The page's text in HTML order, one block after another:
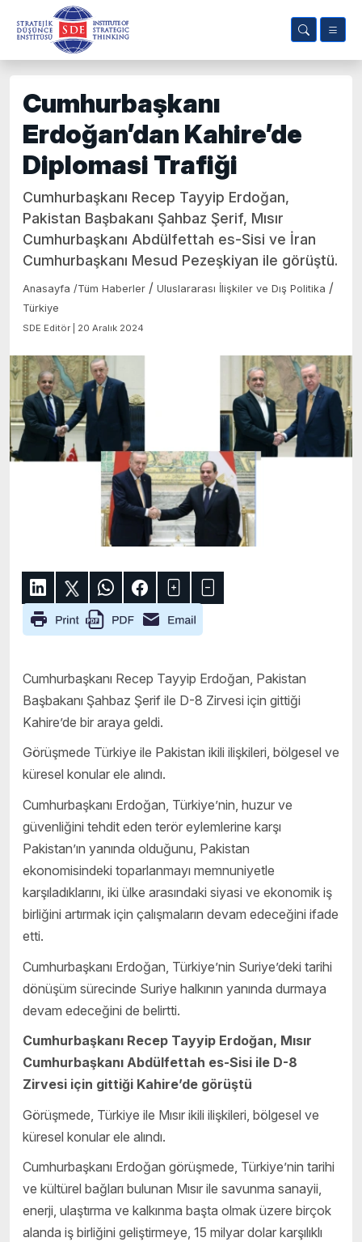
Cumhurbaşkanı
Erdoğan’dan Kahire’de
Diplomasi Trafiği
Cumhurbaşkanı Recep Tayyip Erdoğan,
Pakistan Başbakanı Şahbaz Şerif, Mısır
Cumhurbaşkanı Abdülfettah es-Sisi ve İran
Cumhurbaşkanı Mesud Pezeşkiyan ile görüştü.
Anasayfa /Tüm Haberler / Uluslararası İlişkiler ve Dış Politika /
Türkiye
SDE Editör | 20 Aralık 2024
Cumhurbaşkanı Recep Tayyip Erdoğan, Pakistan
Başbakanı Şahbaz Şerif ile D-8 Zirvesi için gittiği
Kahire’de bir araya geldi.
Görüşmede Türkiye ile Pakistan ikili ilişkileri, bölgesel ve
küresel konular ele alındı.
Cumhurbaşkanı Erdoğan, Türkiye’nin, huzur ve
güvenliğini tehdit eden terör eylemlerine karşı
Pakistan’ın yanında olduğunu, Pakistan
ekonomisindeki toparlanmayı memnuniyetle
karşıladıklarını, iki ülke arasındaki siyasi ve ekonomik iş
birliğini artırmak için çalışmaların devam edeceğini ifade
etti.
Cumhurbaşkanı Erdoğan, Türkiye’nin Suriye’deki tarihi
dönüşüm sürecinde Suriye halkının yanında durmaya
devam edeceğini de belirtti.
Cumhurbaşkanı Recep Tayyip Erdoğan, Mısır
Cumhurbaşkanı Abdülfettah es-Sisi ile D-8
Zirvesi için gittiği Kahire’de görüştü
Görüşmede, Türkiye ile Mısır ikili ilişkileri, bölgesel ve
küresel konular ele alındı.
Cumhurbaşkanı Erdoğan görüşmede, Türkiye’nin tarihi
ve kültürel bağları bulunan Mısır ile savunma sanayii,
enerji, ulaştırma ve kalkınma başta olmak üzere birçok
alanda iş birliğini geliştirmeye, 15 milyar dolar karşılıklı